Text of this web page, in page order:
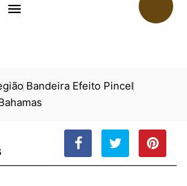

Bandeira Efeito Pincel